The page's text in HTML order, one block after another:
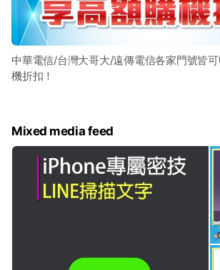
中華電信/台灣大哥大/遠傳電信各家門號皆
機折扣！
Mixed media feed